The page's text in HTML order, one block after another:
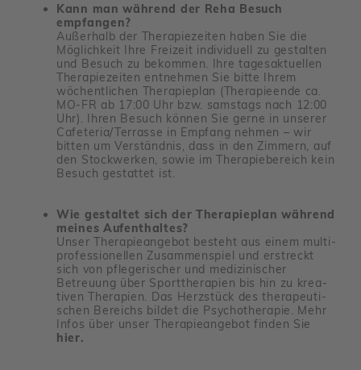
Kann man während der Reha Besuch
empfangen?
Außer­halb der Thera­pie­zeiten haben Sie die
Möglich­keit Ihre Frei­zeit indi­vi­duell zu gestalten
und Besuch zu bekommen. Ihre tages­ak­tu­ellen
Thera­pie­zeiten entnehmen Sie bitte Ihrem
wöchent­li­chen Thera­pie­plan (Thera­pie­ende ca.
MO-FR ab 17:00 Uhr bzw. sams­tags nach 12:00
Uhr). Ihren Besuch können Sie gerne in unserer
Cafe­teria/​Terrasse in Empfang nehmen – wir
bitten um Verständnis, dass in den Zimmern, auf
den Stock­werken, sowie im Thera­pie­be­reich kein
Besuch gestattet ist.
Wie gestaltet sich der Therapieplan während
meines Aufenthaltes?
Unser Thera­pie­an­gebot besteht aus einem multi­
pro­fes­sio­nellen Zusam­men­spiel und erstreckt
sich von pfle­ge­ri­scher und medi­zi­ni­scher
Betreuung über Sport­the­ra­pien bis hin zu krea­
tiven Thera­pien. Das Herz­stück des thera­peu­ti­
schen Bereichs bildet die Psycho­the­rapie. Mehr
Infos über unser Thera­pie­an­gebot finden Sie
hier.